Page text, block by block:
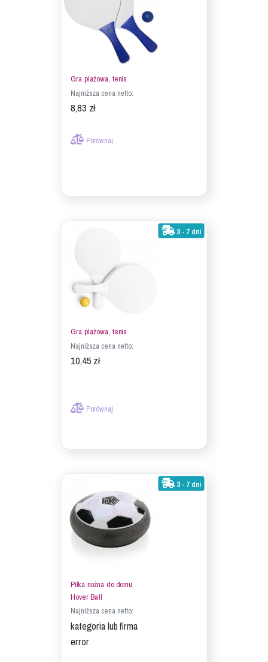
Gra plażowa, tenis
Najniższa cena netto:
8,83 zł
Porównaj
3 - 7 dni
Gra plażowa, tenis
Najniższa cena netto:
10,45 zł
Porównaj
3 - 7 dni
Piłka nożna do domu
Hover Ball
Najniższa cena netto:
kategoria lub firma
error